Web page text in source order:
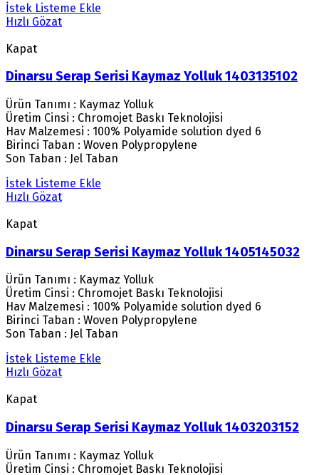
İstek Listeme Ekle
Hızlı Gözat
Kapat
Dinarsu Serap Serisi Kaymaz Yolluk 1403135102
Ürün Tanımı : Kaymaz Yolluk
Üretim Cinsi : Chromojet Baskı Teknolojisi
Hav Malzemesi : 100% Polyamide solution dyed 6
Birinci Taban : Woven Polypropylene
Son Taban : Jel Taban
İstek Listeme Ekle
Hızlı Gözat
Kapat
Dinarsu Serap Serisi Kaymaz Yolluk 1405145032
Ürün Tanımı : Kaymaz Yolluk
Üretim Cinsi : Chromojet Baskı Teknolojisi
Hav Malzemesi : 100% Polyamide solution dyed 6
Birinci Taban : Woven Polypropylene
Son Taban : Jel Taban
İstek Listeme Ekle
Hızlı Gözat
Kapat
Dinarsu Serap Serisi Kaymaz Yolluk 1403203152
Ürün Tanımı : Kaymaz Yolluk
Üretim Cinsi : Chromojet Baskı Teknolojisi